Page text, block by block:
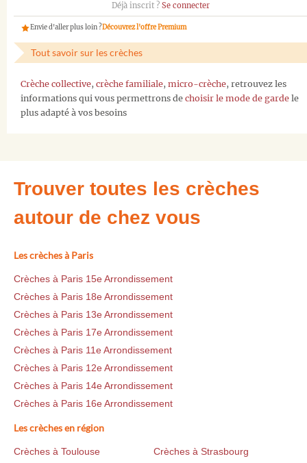
Déjà inscrit ? Se connecter
Envie d'aller plus loin ?Découvrez l'offre Premium
Tout savoir sur les crèches
Crèche collective, crèche familiale, micro-crèche, retrouvez les
informations qui vous permettrons de choisir le mode de garde le
plus adapté à vos besoins
Trouver toutes les crèches
autour de chez vous
Les crèches à Paris
Crèches à Paris 15e Arrondissement
Crèches à Paris 18e Arrondissement
Crèches à Paris 13e Arrondissement
Crèches à Paris 17e Arrondissement
Crèches à Paris 11e Arrondissement
Crèches à Paris 12e Arrondissement
Crèches à Paris 14e Arrondissement
Crèches à Paris 16e Arrondissement
Les crèches en région
Crèches à Toulouse
Crèches à Strasbourg